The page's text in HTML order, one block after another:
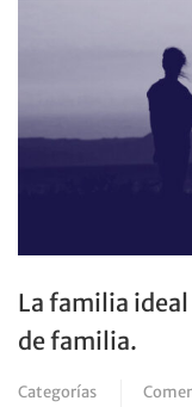
La familia
de familia.
Categorías